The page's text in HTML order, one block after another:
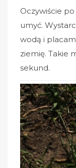
Oczywiście
umyć.
wodą i
ziemię. Takie
sekund.